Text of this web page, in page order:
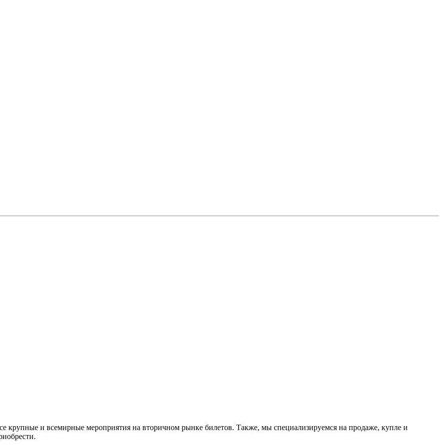
крупные и всемирные мероприятия на вторичном рынке билетов. Также, мы специализируемся на продаже, купле и